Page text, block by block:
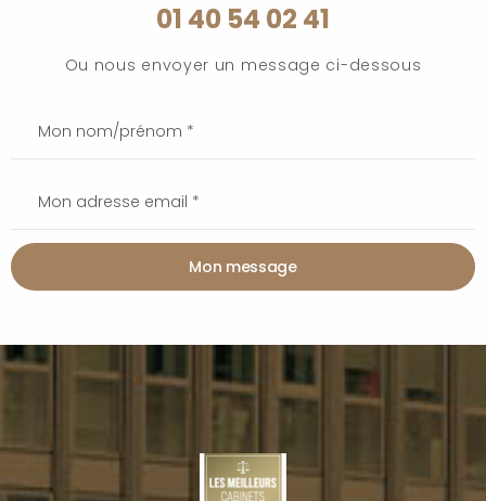
01 40 54 02 41
Ou nous envoyer un message ci-dessous
Mon message